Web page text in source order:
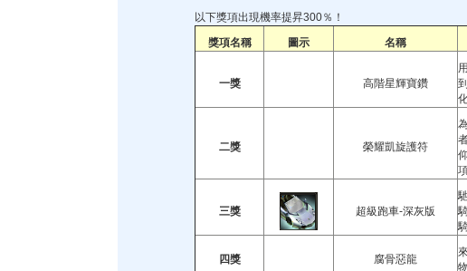
以下獎項出現機率提昇300％！
獎項名稱
圖示 名稱
一獎 高階星輝寶鑽
二獎 榮耀凱旋護符
三獎 超級跑車-深灰版
四獎 腐骨惡龍